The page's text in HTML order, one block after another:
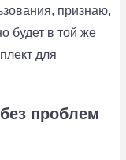
признаю,
будет в той же
для
проблем